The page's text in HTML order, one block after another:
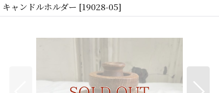
キャンドルホルダー [19028-05]